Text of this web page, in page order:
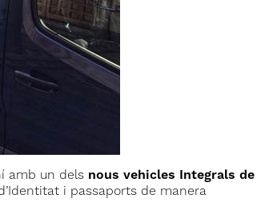
amb un dels nous vehicles Integrals de
i passaports de manera